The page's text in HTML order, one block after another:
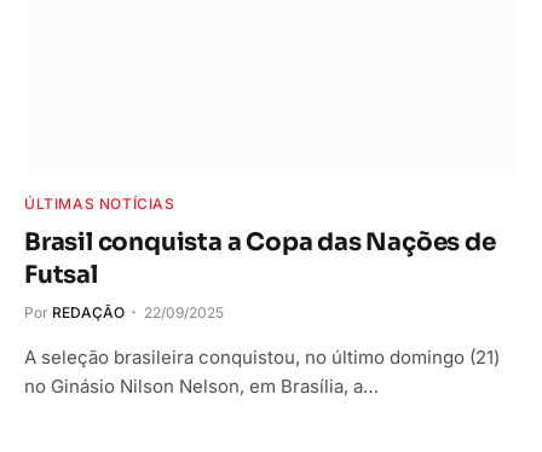
ÚLTIMAS NOTÍCIAS
Brasil conquista a Copa das Nações de
Futsal
Por REDAÇÃO 22/09/2025
A seleção brasileira conquistou, no último domingo (21)
no Ginásio Nilson Nelson, em Brasília, a…